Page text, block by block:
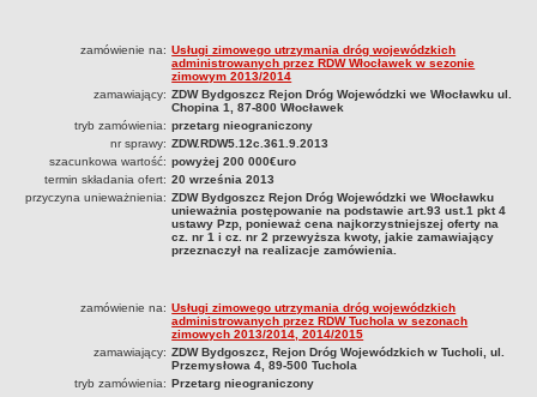
ZDW.N4.363.09.2023
O1.N4.361.03.2023
ZAMÓWIENIA PUBLICZNE - ARCHIWUM
WSTĘPNE OGŁOSZENIE INFORMACYJNE
PLAN ZAMÓWIEŃ PUBLICZNYCH NA ROK 2019
PLAN ZAMÓWIEŃ PUBLICZNYCH - POWYŻEJ 130 TYS. NETTO
2022
2022
zamówienie na: Usługi zimowego utrzymania dróg wojewódzkich
administrowanych przez RDW Włocławek w sezonie
zimowym 2013/2014
zamawiający: ZDW Bydgoszcz Rejon Dróg Wojewódzki we Włocławku ul.
Chopina 1, 87-800 Włocławek
tryb zamówienia: przetarg nieograniczony
nr sprawy: ZDW.RDW5.12c.361.9.2013
szacunkowa wartość: powyżej 200 000€uro
termin składania ofert: 20 września 2013
przyczyna unieważnienia: ZDW Bydgoszcz Rejon Dróg Wojewódzki we Włocławku
unieważnia postępowanie na podstawie art.93 ust.1 pkt 4
ustawy Pzp, ponieważ cena najkorzystniejszej oferty na
cz. nr 1 i cz. nr 2 przewyższa kwoty, jakie zamawiający
przeznaczył na realizacje zamówienia.
zamówienie na: Usługi zimowego utrzymania dróg wojewódzkich
administrowanych przez RDW Tuchola w sezonach
zimowych 2013/2014, 2014/2015
zamawiający: ZDW Bydgoszcz, Rejon Dróg Wojewódzkich w Tucholi, ul.
Przemysłowa 4, 89-500 Tuchola
tryb zamówienia: Przetarg nieograniczony